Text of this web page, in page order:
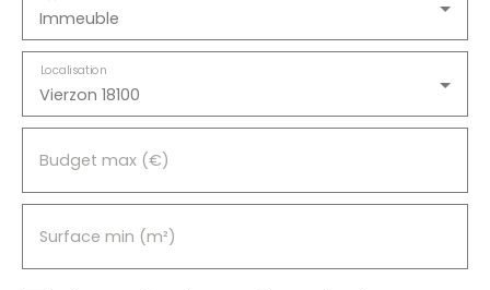
Immeuble
Vierzon 18100
Localisation
Budget max (€)
Surface min (m²)